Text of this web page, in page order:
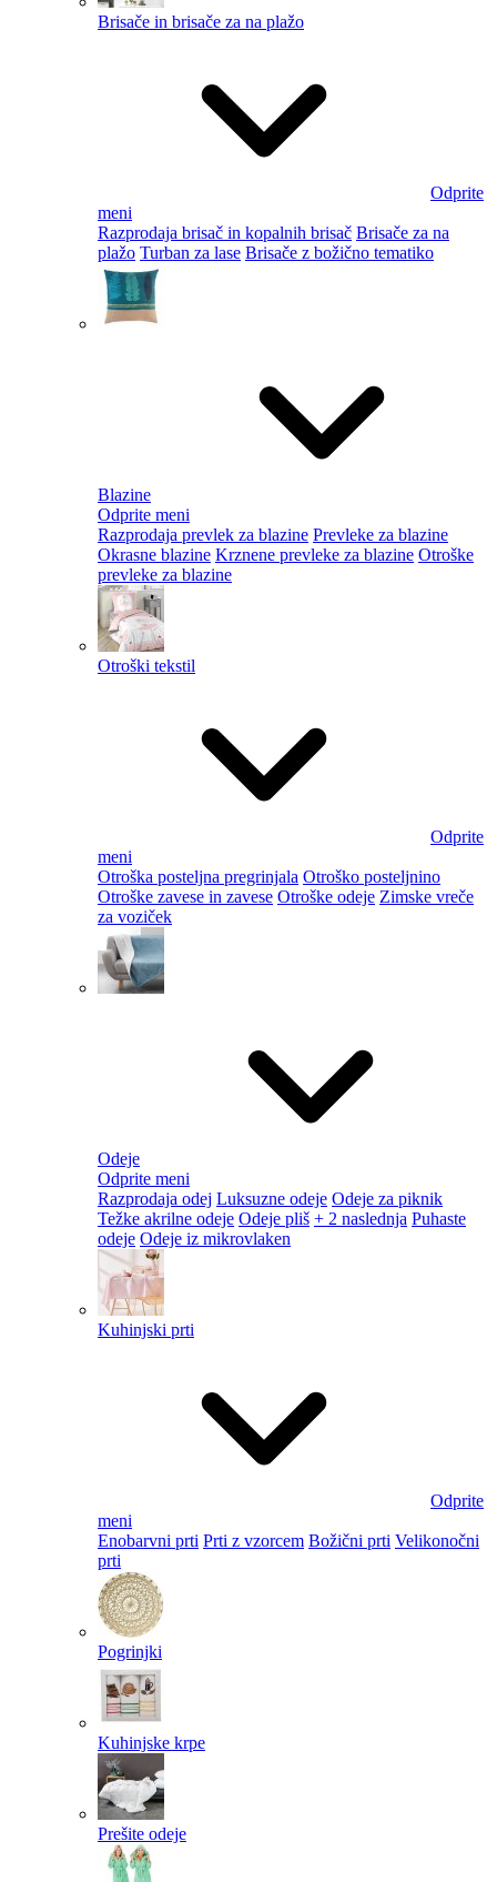
Brisače in brisače za na plažo
Odprite
meni
Razprodaja brisač in kopalnih brisač Brisače za na
plažo Turban za lase Brisače z božično tematiko
Blazine
Odprite meni
Razprodaja prevlek za blazine Prevleke za blazine
Okrasne blazine Krznene prevleke za blazine Otroške
prevleke za blazine
Otroški tekstil
Odprite
meni
Otroška posteljna pregrinjala Otroško posteljnino
Otroške zavese in zavese Otroške odeje Zimske vreče
za voziček
Odeje
Odprite meni
Razprodaja odej Luksuzne odeje Odeje za piknik
Težke akrilne odeje Odeje pliš + 2 naslednja Puhaste
odeje Odeje iz mikrovlaken
Kuhinjski prti
Odprite
meni
Enobarvni prti Prti z vzorcem Božični prti Velikonočni
prti​
Pogrinjki
Kuhinjske krpe
Prešite odeje